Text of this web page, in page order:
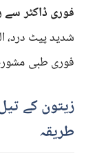
فوری ڈاکٹر
شدید پیٹ درد،
فوری طبی
زیتون کے
طریقہ